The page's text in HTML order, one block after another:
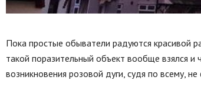
Пока простые обыватели радуются красивой
такой поразительный объект вообще взялся
возникновения розовой дуги, судя по всему,